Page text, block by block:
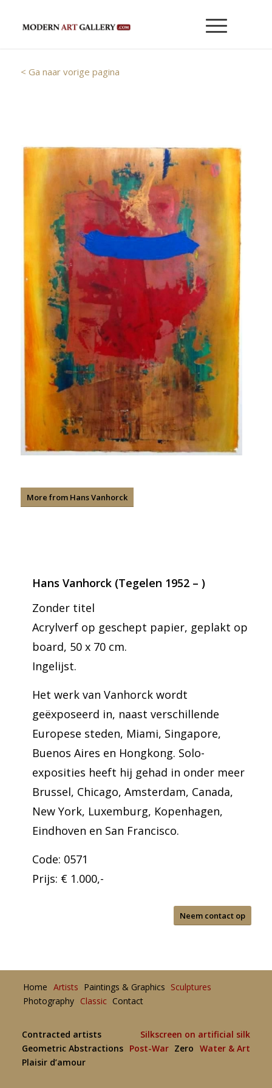
< Ga naar vorige pagina
More from Hans Vanhorck
Hans Vanhorck (Tegelen 1952 – )
Zonder titel
Acrylverf op geschept papier, geplakt op
board, 50 x 70 cm.
Ingelijst.
Het werk van Vanhorck wordt
geëxposeerd in, naast verschillende
Europese steden, Miami, Singapore,
Buenos Aires en Hongkong. Solo-
exposities heeft hij gehad in onder meer
Brussel, Chicago, Amsterdam, Canada,
New York, Luxemburg, Kopenhagen,
Eindhoven en San Francisco.
Code: 0571
Prijs: € 1.000,-
Neem contact op
Home Artists Paintings & Graphics Sculptures
Photography Classic Contact
Contracted artists
Silkscreen on artificial silk
Geometric Abstractions
Post-War Zero Water & Art
Plaisir d’amour